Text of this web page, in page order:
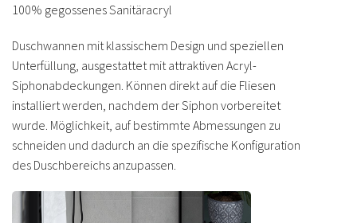
100% gegossenes Sanitäracryl
Duschwannen mit klassischem Design und speziellen
Unterfüllung, ausgestattet mit attraktiven Acryl-
Siphonabdeckungen. Können direkt auf die Fliesen
installiert werden, nachdem der Siphon vorbereitet
wurde. Möglichkeit, auf bestimmte Abmessungen zu
schneiden und dadurch an die spezifische Konfiguration
des Duschbereichs anzupassen.